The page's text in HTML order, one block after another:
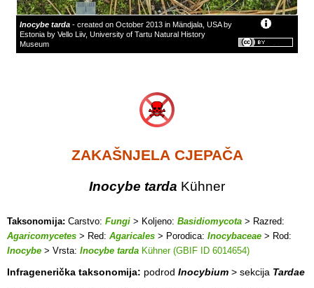
Inocybe tarda - created on October 2013 in Mändjala, USA by
Estonia by Vello Liiv, University of Tartu Natural History
Museum
ZAKAŠNJELA CJEPAČA
Inocybe tarda Kühner
Taksonomija: Carstvo: Fungi > Koljeno: Basidiomycota > Razred:
Agaricomycetes > Red: Agaricales > Porodica: Inocybaceae > Rod:
Inocybe > Vrsta: Inocybe tarda Kühner (GBIF ID 6014654)
Infragenerička taksonomija: podrod Inocybium > sekcija Tardae